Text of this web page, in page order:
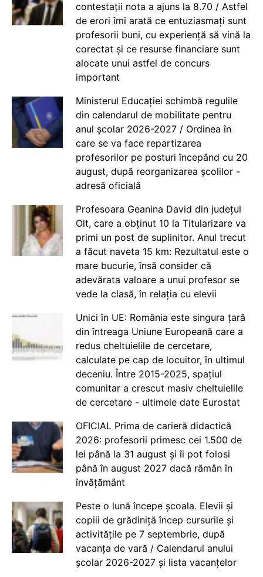
contestații nota a ajuns la 8.70 / Astfel
de erori îmi arată ce entuziasmați sunt
profesorii buni, cu experiență să vină la
corectat și ce resurse financiare sunt
alocate unui astfel de concurs
important
Ministerul Educației schimbă regulile
din calendarul de mobilitate pentru
anul școlar 2026-2027 / Ordinea în
care se va face repartizarea
profesorilor pe posturi începând cu 20
august, după reorganizarea școlilor -
adresă oficială
Profesoara Geanina David din județul
Olt, care a obținut 10 la Titularizare va
primi un post de suplinitor. Anul trecut
a făcut naveta 15 km: Rezultatul este o
mare bucurie, însă consider că
adevărata valoare a unui profesor se
vede la clasă, în relația cu elevii
Unici în UE: România este singura țară
din întreaga Uniune Europeană care a
redus cheltuielile de cercetare,
calculate pe cap de locuitor, în ultimul
deceniu. Între 2015-2025, spațiul
comunitar a crescut masiv cheltuielile
de cercetare - ultimele date Eurostat
OFICIAL Prima de carieră didactică
2026: profesorii primesc cei 1.500 de
lei până la 31 august și îi pot folosi
până în august 2027 dacă rămân în
învățământ
Peste o lună începe școala. Elevii și
copiii de grădiniță încep cursurile și
activitățile pe 7 septembrie, după
vacanța de vară / Calendarul anului
școlar 2026-2027 și lista vacanțelor